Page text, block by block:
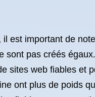
il est important de
sont pas créés
sites web fiables et
ont plus de poids